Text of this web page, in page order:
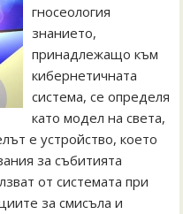
гносеология
знанието,
принадлежащо към
кибернетичната
система, се определя
като модел на света,
е устройство, което
за събитията
от системата при
за смисъла и